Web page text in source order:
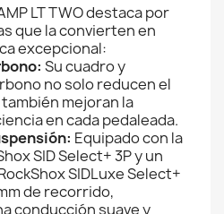
LT TWO destaca por
que la convierten en
excepcional:
Su cuadro y
no solo reducen el
mejoran la
en cada pedaleada.
Equipado con la
SID Select+ 3P y un
SIDLuxe Select+
de recorrido,
conducción suave y